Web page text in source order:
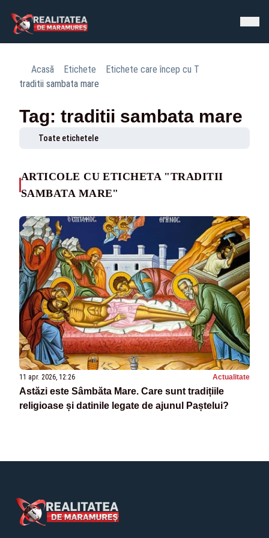
Acasă Etichete
Etichete care încep cu T
traditii sambata mare
Tag: traditii sambata mare
Toate etichetele
ARTICOLE CU ETICHETA "TRADITII
SAMBATA MARE"
11 apr. 2026, 12:26 Actualitate
Astăzi este Sâmbăta Mare. Care sunt tradițiile
religioase și datinile legate de ajunul Paștelui?